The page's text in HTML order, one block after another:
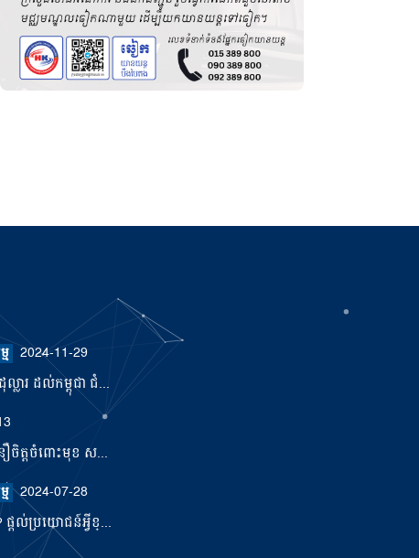
2024-11-29
ារ ដល់កម្ពុជា ជំ...
ឿចិត្តចំពោះមុខ ស...
2024-07-28
តល់ប្រយោជន៍អ្វីខ្...